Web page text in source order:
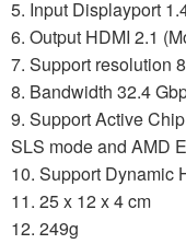
5. Input Displayport
6. Output HDMI 2.1
7. Support resolution
8. Bandwidth 32.4
9. Support Active
SLS mode and AMD
10. Support Dynamic
11. 25 x 12 x 4 cm
12. 249g